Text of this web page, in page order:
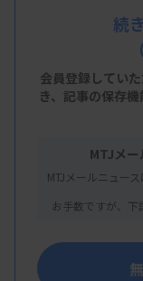
会」（委員長＝
が原案作成を終
（JISC）での審
す。
JIS化は、中小
質マネジメント
対訳版よりも分
続
会員登録してい
き、 記事の保存
MTJメ
MTJメールニュー
お手数ですが、下